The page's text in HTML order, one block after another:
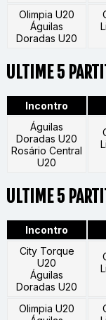
Olimpia U20
Águilas
Doradas U20
ULTIME 5
Incontro
Águilas
Doradas U20
Rosário Central
U20
ULTIME 5
Incontro
City Torque
U20
Águilas
Doradas U20
Olimpia U20